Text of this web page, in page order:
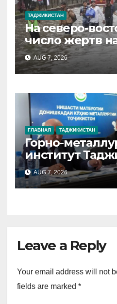
ТАДЖИКИСТАН
На северо-
число жертв
достигло 97
AUG 7, 2026
ГЛАВНАЯ ТАДЖИКИСТАН
Горно-
институт
расширяет
научными и
AUG 7, 2026
Leave a Reply
Your email address will not
fields are marked *